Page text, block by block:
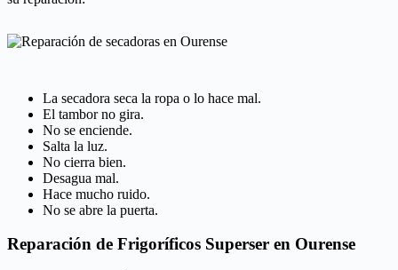
La secadora seca la ropa o lo hace mal.
El tambor no gira.
No se enciende.
Salta la luz.
No cierra bien.
Desagua mal.
Hace mucho ruido.
No se abre la puerta.
Reparación de Frigoríficos Superser en Ourense